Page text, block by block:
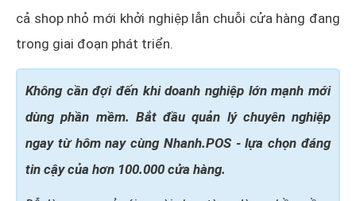
cả shop nhỏ mới khởi nghiệp lẫn chuỗi cửa hàng đang
trong giai đoạn phát triển.
Không cần đợi đến khi doanh nghiệp lớn mạnh mới
dùng phần mềm. Bắt đầu quản lý chuyên nghiệp
ngay từ hôm nay cùng Nhanh.POS - lựa chọn đáng
tin cậy của hơn 100.000 cửa hàng.